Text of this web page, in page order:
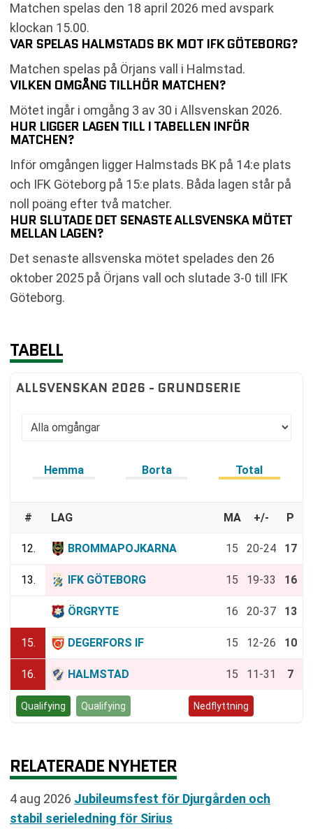
Matchen spelas den 18 april 2026 med avspark
klockan 15.00.
VAR SPELAS HALMSTADS BK MOT IFK GÖTEBORG?
Matchen spelas på Örjans vall i Halmstad.
VILKEN OMGÅNG TILLHÖR MATCHEN?
Mötet ingår i omgång 3 av 30 i Allsvenskan 2026.
HUR LIGGER LAGEN TILL I TABELLEN INFÖR
MATCHEN?
Inför omgången ligger Halmstads BK på 14:e plats
och IFK Göteborg på 15:e plats. Båda lagen står på
noll poäng efter två matcher.
HUR SLUTADE DET SENASTE ALLSVENSKA MÖTET
MELLAN LAGEN?
Det senaste allsvenska mötet spelades den 26
oktober 2025 på Örjans vall och slutade 3-0 till IFK
Göteborg.
TABELL
ALLSVENSKAN 2026 - GRUNDSERIE
Hemma Borta Total
# LAG MA +/- P
12. BROMMAPOJKARNA 15 20-24 17
13. IFK GÖTEBORG 15 19-33 16
ÖRGRYTE 16 20-37 13
15. DEGERFORS IF 15 12-26 10
16. HALMSTAD 15 11-31 7
Qualifying Qualifying Nedflyttning
RELATERADE NYHETER
4 aug 2026 Jubileumsfest för Djurgården och
stabil serieledning för Sirius